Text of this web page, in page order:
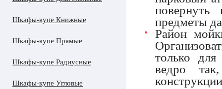
Шкафы-купе Книжные
Шкафы-купе Прямые
Шкафы-купе Радиусные
Шкафы-купе Угловые
предметы
Район
только
ведро